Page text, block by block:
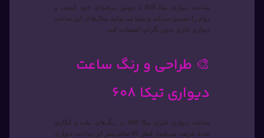
ساعت دیواری تیکا 608 با موتور بی‌صدای خود کیفیت و
دوام را تضمین می‌کند و شما می‌توانید سال‌ها از این ساعت
دیواری فلزی بدون نگرانی استفاده کنید.
🎨 طراحی و رنگ ساعت
دیواری تیکا 608
ساعت دیواری فلزی تیکا 608 در رنگ‌های مات و آبکاری
شده عرضه می‌شود. قطر 60 سانتی‌متر این ساعت دیواری